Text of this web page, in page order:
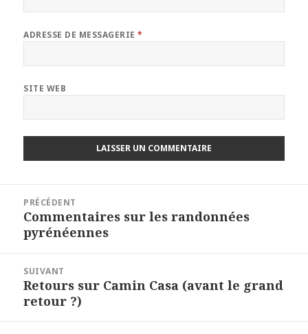
ADRESSE DE MESSAGERIE*
SITE WEB
PRÉCÉDENT
Article
précédent :
Commentaires sur les randonnées
pyrénéennes
SUIVANT
Article
suivant :
Retours sur Camin Casa (avant le grand
retour ?)